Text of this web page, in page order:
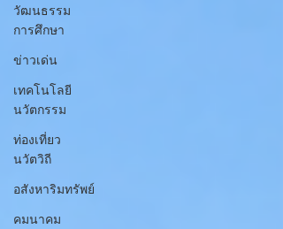
วัฒนธรรม
การศึกษา
ข่าวเด่น
เทคโนโลยี
นวัตกรรม
ท่องเที่ยว
นวัตวิถี
อสังหาริมทรัพย์
คมนาคม